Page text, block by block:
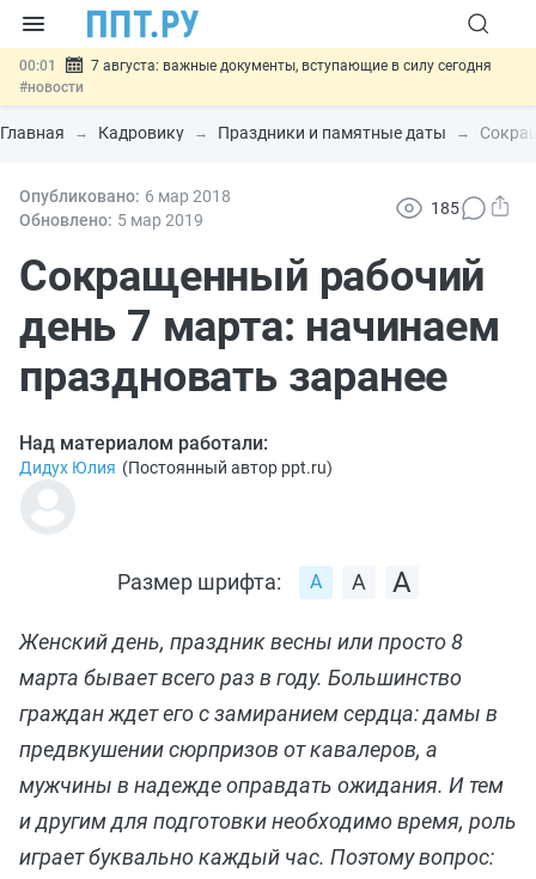
00:01
7 августа: важные документы, вступающие в силу сегодня
#новости
06.08 Минпромторг предложил запретить смешанные лоты
электроники в госзакупках
#новости
06.08 Возврат денег за риелторские услуги при недействительных
сделках: инициатива#новости
банковской гарантией
Главная Кадровику Праздники и памятные даты
Опубликовано: 6 мар 2018
Обновлено: 5 мар 2019
185
Сокращенный рабочий
день 7 марта: начинаем
праздновать заранее
Над материалом работали:
Дидух Юлия (Постоянный автор ppt.ru)
Размер шрифта:
Женский день, праздник весны или просто 8
марта бывает всего раз в году. Большинство
граждан ждет его с замиранием сердца: дамы в
предвкушении сюрпризов от кавалеров, а
мужчины в надежде оправдать ожидания. И тем
и другим для подготовки необходимо время, роль
играет буквально каждый час. Поэтому вопрос: